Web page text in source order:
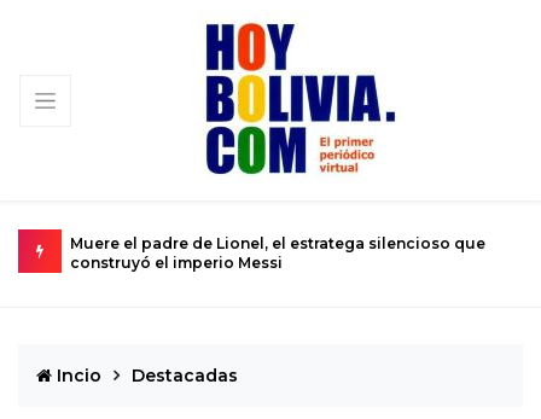
Muere el padre de Lionel, el estratega silencioso que
construyó el imperio Messi
Incio Destacadas